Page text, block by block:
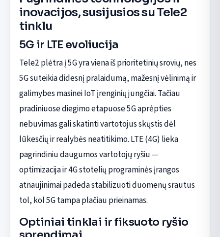
inovacijos, susijusios su Tele2
tinklu
5G ir LTE evoliucija
Tele2 plėtra į 5G yra viena iš prioritetinių srovių, nes
5G suteikia didesnį pralaidumą, mažesnį vėlinimą ir
galimybes masinei IoT įrenginių jungčiai. Tačiau
pradiniuose diegimo etapuose 5G aprėpties
nebuvimas gali skatinti vartotojus skųstis dėl
lūkesčių ir realybės neatitikimo. LTE (4G) lieka
pagrindiniu daugumos vartotojų ryšiu —
optimizacija ir 4G stotelių programinės įrangos
atnaujinimai padeda stabilizuoti duomenų srautus
tol, kol 5G tampa plačiau prieinamas.
Optiniai tinklai ir fiksuoto ryšio